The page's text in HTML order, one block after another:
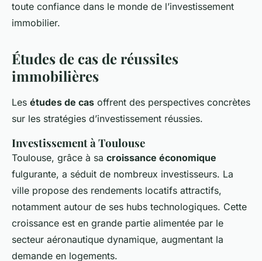
toute confiance dans le monde de l’investissement
immobilier.
Études de cas de réussites
immobilières
Les études de cas offrent des perspectives concrètes
sur les stratégies d’investissement réussies.
Investissement à Toulouse
Toulouse, grâce à sa croissance économique
fulgurante, a séduit de nombreux investisseurs. La
ville propose des rendements locatifs attractifs,
notamment autour de ses hubs technologiques. Cette
croissance est en grande partie alimentée par le
secteur aéronautique dynamique, augmentant la
demande en logements.